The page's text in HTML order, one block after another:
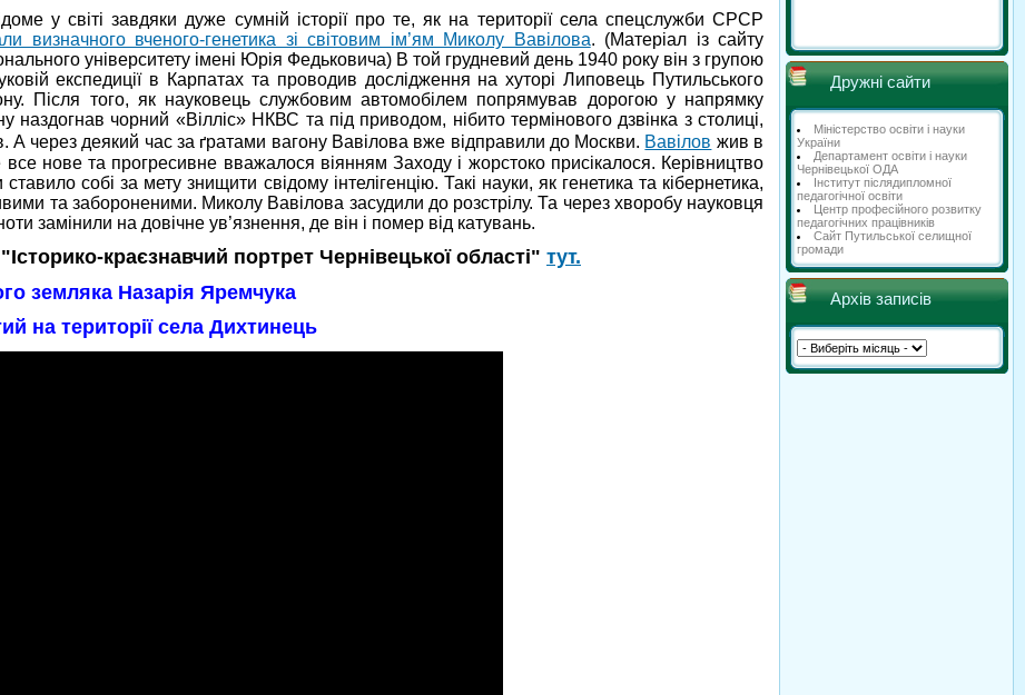
у світі завдяки дуже сумній історії про те, як на території села спецслужби СРСР
визначного вченого-генетика зі світовим ім’ям Миколу Вавілова. (Матеріал із сайту
університету імені Юрія Федьковича) В той грудневий день 1940 року він з групою
експедиції в Карпатах та проводив дослідження на хуторі Липовець Путильського
Після того, як науковець службовим автомобілем попрямував дорогою у напрямку
наздогнав чорний «Вілліс» НКВС та під приводом, нібито термінового дзвінка з столиці,
А через деякий час за ґратами вагону Вавілова вже відправили до Москви. Вавілов жив в
все нове та прогресивне вважалося віянням Заходу і жорстоко присікалося. Керівництво
собі за мету знищити свідому інтелігенцію. Такі науки, як генетика та кібернетика,
та забороненими. Миколу Вавілова засудили до розстрілу. Та через хворобу науковця
замінили на довічне ув’язнення, де він і помер від катувань.
краєзнавчий портрет Чернівецької області" тут.
земляка Назарія Яремчука
на території села Дихтинець
Дружні сайти
Міністерство освіти і науки
України
Департамент освіти і науки
Чернівецької ОДА
Інститут післядипломної
педагогічної освіти
Центр професійного розвитку
педагогічних працівників
Сайт Путильської селищної
громади
Архів записів